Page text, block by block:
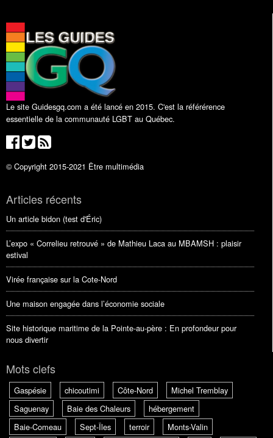
Le site Guidesgq.com a été lancé en 2015. C'est la référérence
essentielle de la communauté LGBT au Québec.
© Copyright 2015-2021 Être multimédia
Articles récents
Un article bidon (test d'Éric)
L’expo « Correlieu retrouvé » de Mathieu Laca au MBAMSH : plaisir
estival
Virée française sur la Cote-Nord
Une maison engagée dans l’économie sociale
Site historique maritime de la Pointe-au-père : En profondeur pour
nous divertir
Mots clefs
Gaspésie chicoutimi Côte-Nord
Michel Tremblay
Saguenay
Baie des Chaleurs
hébergement
Baie-Comeau
Sept-Îles terroir
Monts-Valin